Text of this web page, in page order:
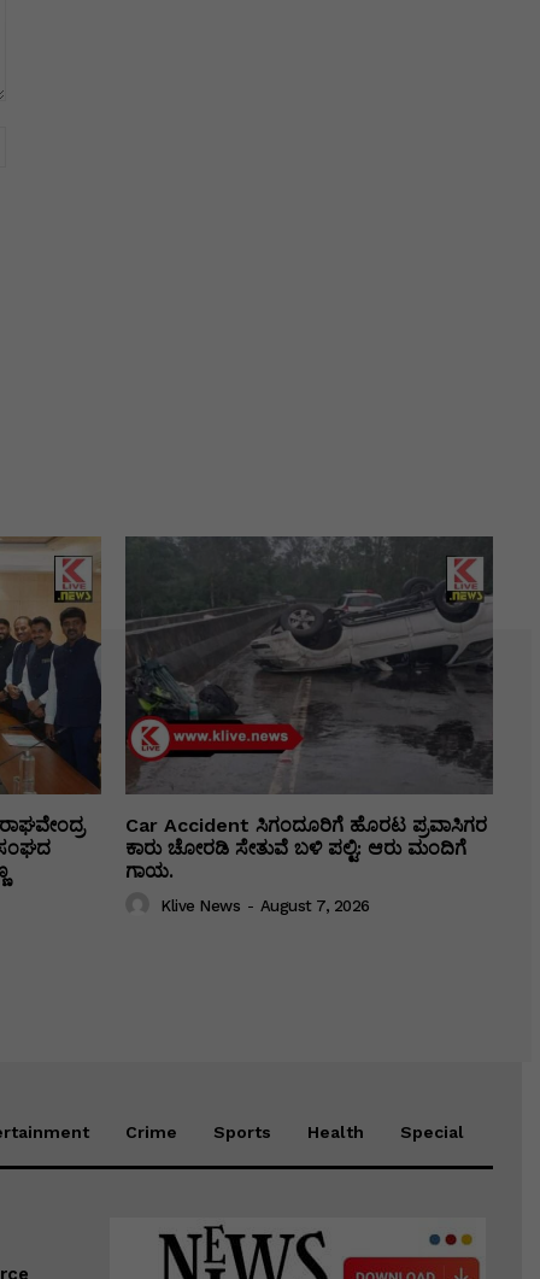
ಸಂಘದ
Car Accident ಸಿಗಂದೂರಿಗೆ ಹೊರಟ ಪ್ರವಾಸಿಗರ
ಕಾರು ಚೋರಡಿ ಸೇತುವೆ ಬಳಿ ಪಲ್ಟಿ: ಆರು ಮಂದಿಗೆ
ಗಾಯ.
Klive News - August 7, 2026
Crime Sports Health Special